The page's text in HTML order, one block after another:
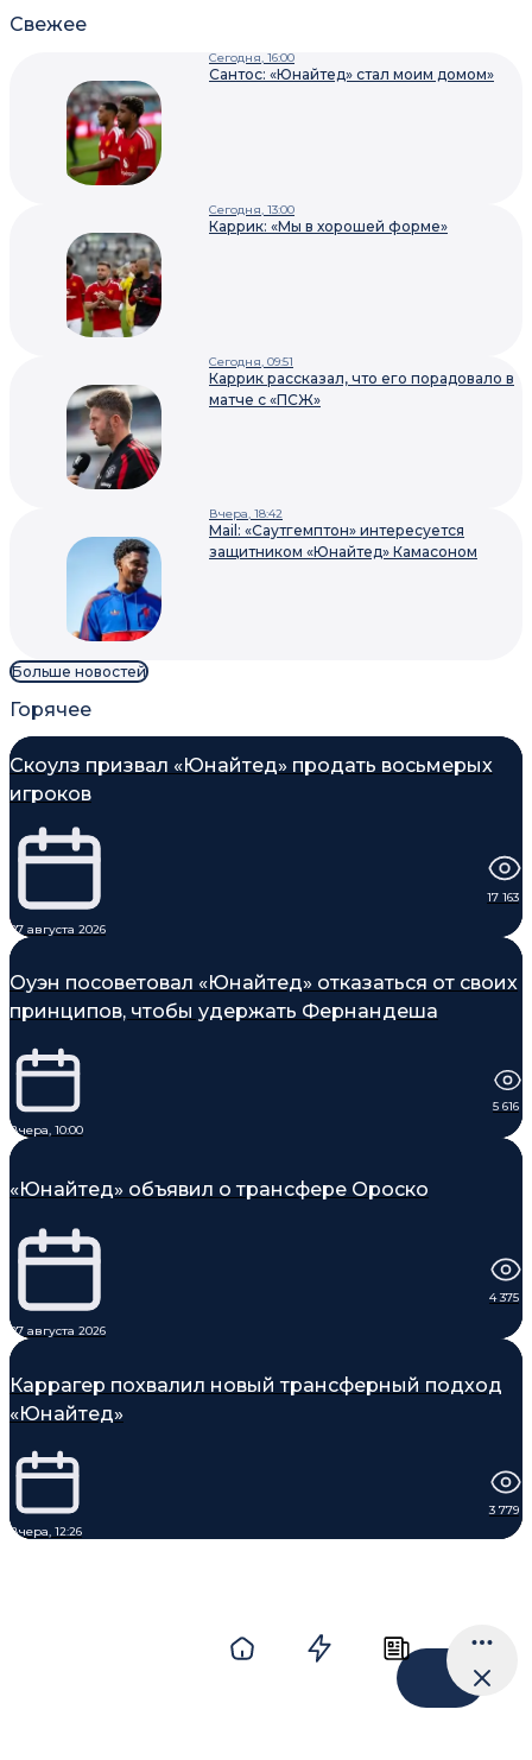
Свежее
Сегодня, 16:00
Сантос: «Юнайтед» стал моим домом»
Сегодня, 13:00
Каррик: «Мы в хорошей форме»
Сегодня, 09:51
Каррик рассказал, что его порадовало в
матче с «ПСЖ»
Вчера, 18:42
Mail: «Саутгемптон» интересуется
защитником «Юнайтед» Камасоном
Больше новостей
Горячее
Скоулз призвал «Юнайтед» продать восьмерых
игроков
07 августа 2026
17 163
Оуэн посоветовал «Юнайтед» отказаться от своих
принципов, чтобы удержать Фернандеша
Вчера, 10:00
5 616
«Юнайтед» объявил о трансфере Ороско
07 августа 2026
4 375
Каррагер похвалил новый трансферный подход
«Юнайтед»
Вчера, 12:26
3 779